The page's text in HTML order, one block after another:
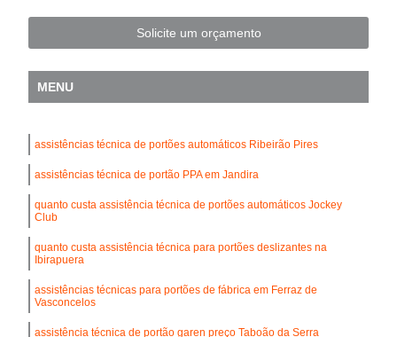
Solicite um orçamento
MENU
assistências técnica de portões automáticos Ribeirão Pires
assistências técnica de portão PPA em Jandira
quanto custa assistência técnica de portões automáticos Jockey
Club
quanto custa assistência técnica para portões deslizantes na
Ibirapuera
assistências técnicas para portões de fábrica em Ferraz de
Vasconcelos
assistência técnica de portão garen preço Taboão da Serra